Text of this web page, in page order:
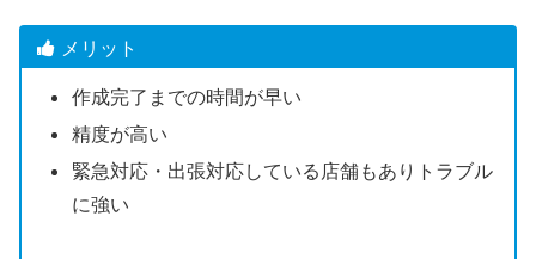
メリット
作成完了までの時間が早い
精度が高い
緊急対応・出張対応している店舗もありトラブル
に強い